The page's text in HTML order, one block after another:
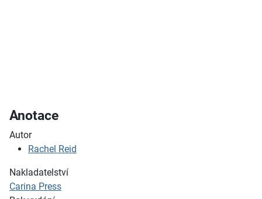
Anotace
Autor
Rachel Reid
Nakladatelství
Carina Press